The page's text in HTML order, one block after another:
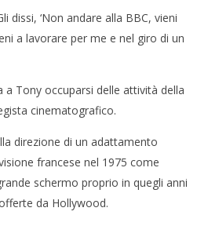
‘Non andare alla BBC, vieni
a lavorare per me e nel giro di un
Tony occuparsi delle attività della
cinematografico.
direzione di un adattamento
francese nel 1975 come
schermo proprio in quegli anni
da Hollywood.